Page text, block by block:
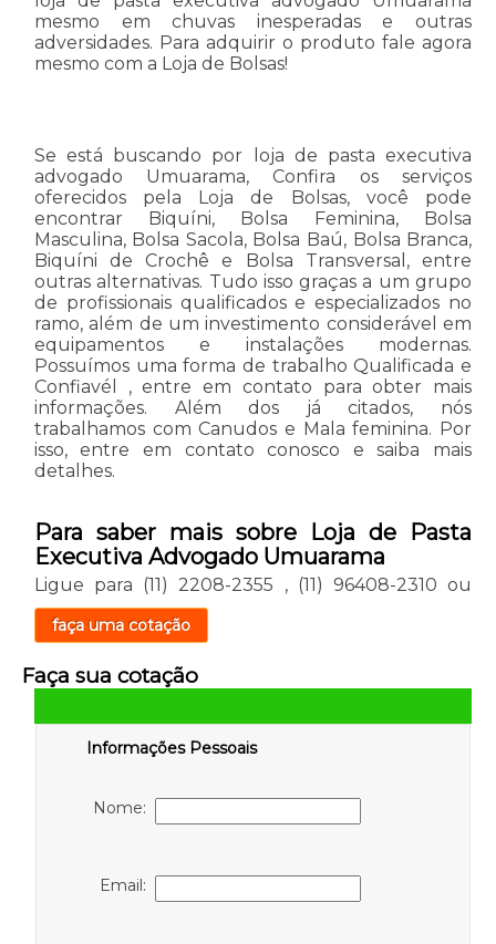
mesmo em chuvas inesperadas e outras
adversidades. Para adquirir o produto fale agora
mesmo com a Loja de Bolsas!
Se está buscando por loja de pasta executiva
advogado Umuarama, Confira os serviços
oferecidos pela Loja de Bolsas, você pode
encontrar Biquíni, Bolsa Feminina, Bolsa
Masculina, Bolsa Sacola, Bolsa Baú, Bolsa Branca,
Biquíni de Crochê e Bolsa Transversal, entre
outras alternativas. Tudo isso graças a um grupo
de profissionais qualificados e especializados no
ramo, além de um investimento considerável em
equipamentos e instalações modernas.
Possuímos uma forma de trabalho Qualificada e
Confiavél , entre em contato para obter mais
informações. Além dos já citados, nós
trabalhamos com Canudos e Mala feminina. Por
isso, entre em contato conosco e saiba mais
detalhes.
Para saber mais sobre Loja de Pasta
Executiva Advogado Umuarama
Ligue para (11) 2208-2355 , (11) 96408-2310 ou
faça uma cotação
Faça sua cotação
Informações Pessoais
Nome:
Email: